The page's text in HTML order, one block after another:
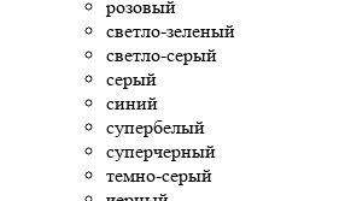
розовый
светло-зеленый
светло-серый
серый
синий
супербелый
суперчерный
темно-серый